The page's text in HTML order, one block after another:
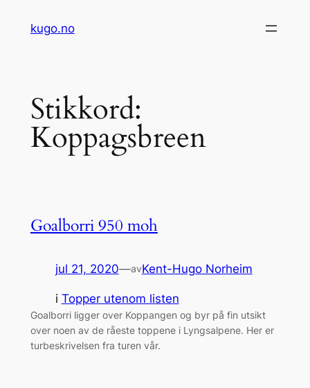
kugo.no
Stikkord:
Koppagsbreen
Goalborri 950 moh
jul 21, 2020—avKent-Hugo Norheim
i Topper utenom listen
Goalborri ligger over Koppangen og byr på fin utsikt
over noen av de råeste toppene i Lyngsalpene. Her er
turbeskrivelsen fra turen vår.